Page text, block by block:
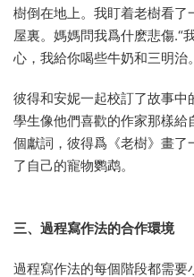
樹倒在地上。我盯着老樹看了
屋裏。媽媽問我爲什麽悲傷.“
心，我給你喝些牛奶和三明治
彼得和安妮一起校訂了故事
學生像他們喜歡的作家那樣
個獻詞，彼得爲《老樹》畫
了自己的寵物鹦鹉。
三、過程寫作法的合作環境
過程寫作法的每個階段都需